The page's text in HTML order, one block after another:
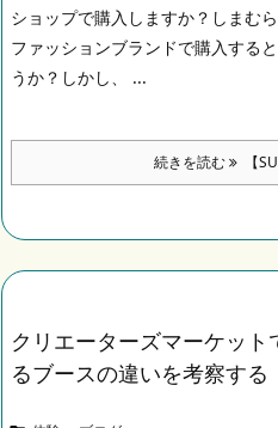
ショップで購入しますか？ しまむ
ファッションブランドで購入する
うか？ しかし、 ...
続きを読む 【
クリエーターズマーケッ
るブースの違いを考察する